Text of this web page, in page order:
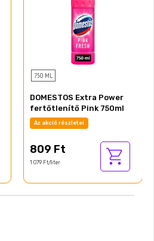
750 ML
DOMESTOS Extra Power
fertőtlenítő Pink 750ml
Az akció részletei
809 Ft
1 079 Ft/liter